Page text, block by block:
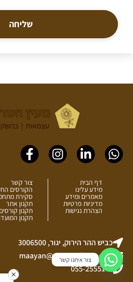
צור איתנו קשר
שליחה
Whatsapp
Linkedin-
in
Instagram
f
דף הבית
מידע עלינו
מאמרים ומידע
מדיניות פרטיות
הצהרת נגישות
צור קשר
הקורסים
סקירת
תקנון אתר
תקנון קורסים
תקנון
כביש ההר הירוק, יגור, 3006500
maayan@maayanlivne.co.il
055-2555144